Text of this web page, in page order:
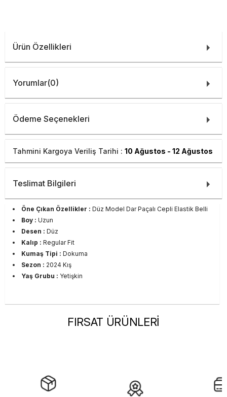
Ürün Özellikleri
Yorumlar(0)
Ödeme Seçenekleri
Tahmini Kargoya Veriliş Tarihi : 10 Ağustos - 12 Ağustos
Teslimat Bilgileri
Öne Çıkan Özellikler : Düz Model Dar Paçalı Cepli Elastik Belli
Boy : Uzun
Desen : Düz
Kalıp : Regular Fit
Kumaş Tipi : Dokuma
Sezon : 2024 Kış
Yaş Grubu : Yetişkin
FIRSAT ÜRÜNLERİ